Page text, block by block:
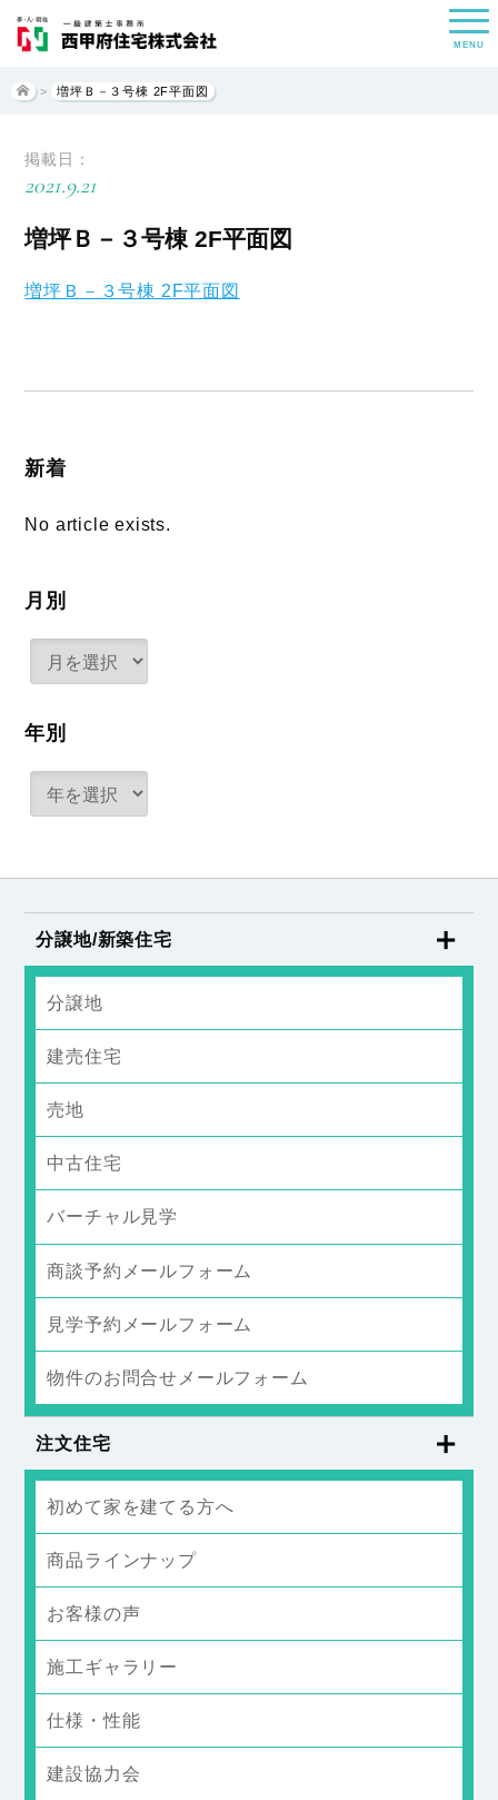
MENU
> 増坪Ｂ－３号棟 2F平面図
掲載日：
2021.9.21
増坪Ｂ－３号棟 2F平面図
増坪Ｂ－３号棟 2F平面図
新着
No article exists.
月別
年別
分譲地/新築住宅
分譲地
建売住宅
売地
中古住宅
バーチャル見学
商談予約メールフォーム
見学予約メールフォーム
物件のお問合せメールフォーム
注文住宅
初めて家を建てる方へ
商品ラインナップ
お客様の声
施工ギャラリー
仕様・性能
建設協力会